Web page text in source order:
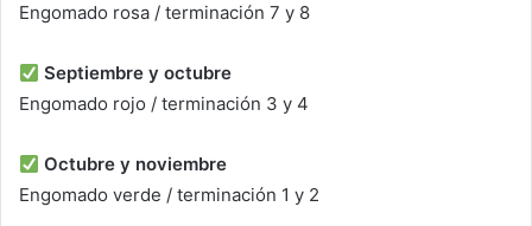
Engomado rosa / terminación 7 y 8
Septiembre y octubre
Engomado rojo / terminación 3 y 4
Octubre y noviembre
Engomado verde / terminación 1 y 2